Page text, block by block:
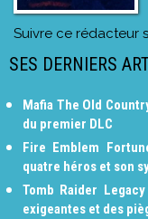
Suivre ce rédacteur
SES DERNIERS
Mafia The Old
du premier DLC
Fire Emblem
quatre héros et son
Tomb Raider
exigeantes et des